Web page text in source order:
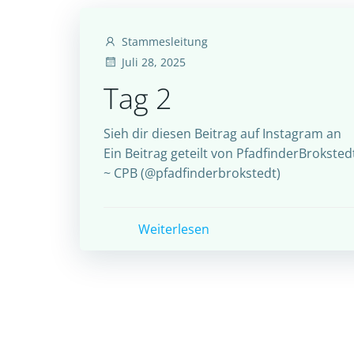
Stammesleitung
Juli 28, 2025
Tag 2
Sieh dir diesen Beitrag auf Instagram an
Ein Beitrag geteilt von
~ CPB (@pfadfinderbrokstedt)
Weiterlesen